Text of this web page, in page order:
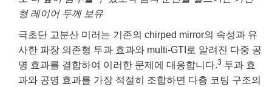
형 레이어 두께 보유
극초단 고분산 미러는 기존의 chirped mirror의 속성과 유
사한 파장 의존형 투과 효과와 multi-GTI로 알려진 다중 공
명 효과를 결합하여 이러한 문제에 대응합니다.3 투과 효
과와 공명 효과를 가장 적절히 조합하면 다층 코팅 구조의